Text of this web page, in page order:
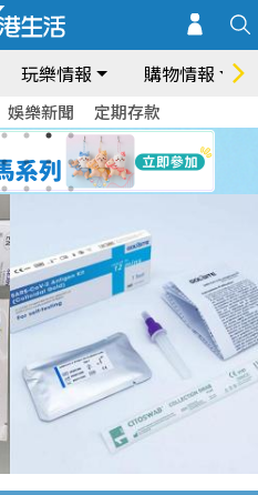
玩樂情報 購物情報
娛樂新聞 定期存款